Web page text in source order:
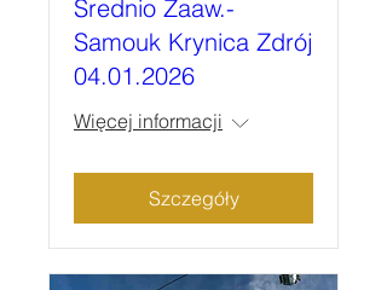
Średnio Zaaw.-
Samouk Krynica Zdrój
04.01.2026
Więcej informacji
Szczegóły